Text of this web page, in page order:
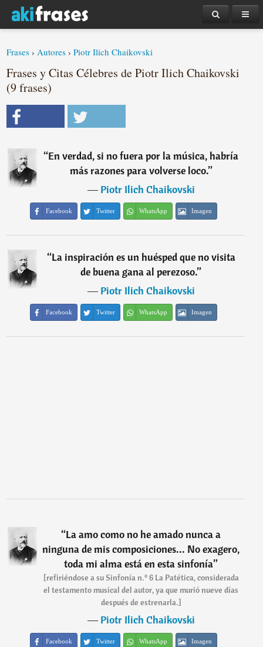
Frases ›Autores ›Piotr Ilich Chaikovski
Frases y Citas Célebres de Piotr Ilich Chaikovski
(9 frases)
“En verdad, si no fuera por la música, habría
más razones para volverse loco.”
―Piotr Ilich Chaikovski
Facebook Twitter WhatsApp Imagen
“La inspiración es un huésped que no visita
de buena gana al perezoso.”
―Piotr Ilich Chaikovski
Facebook Twitter WhatsApp Imagen
“La amo como no he amado nunca a
ninguna de mis composiciones... No exagero,
toda mi alma está en esta sinfonía”
[refiriéndose a su Sinfonía n.º 6 La Patética, considerada
el testamento musical del autor, ya que murió nueve días
después de estrenarla.]
―Piotr Ilich Chaikovski
Facebook Twitter WhatsApp Imagen